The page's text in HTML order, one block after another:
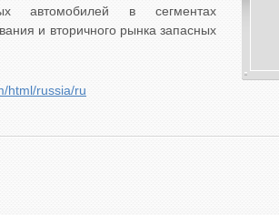
автомобилей в сегментах
и вторичного рынка запасных
html/russia/ru